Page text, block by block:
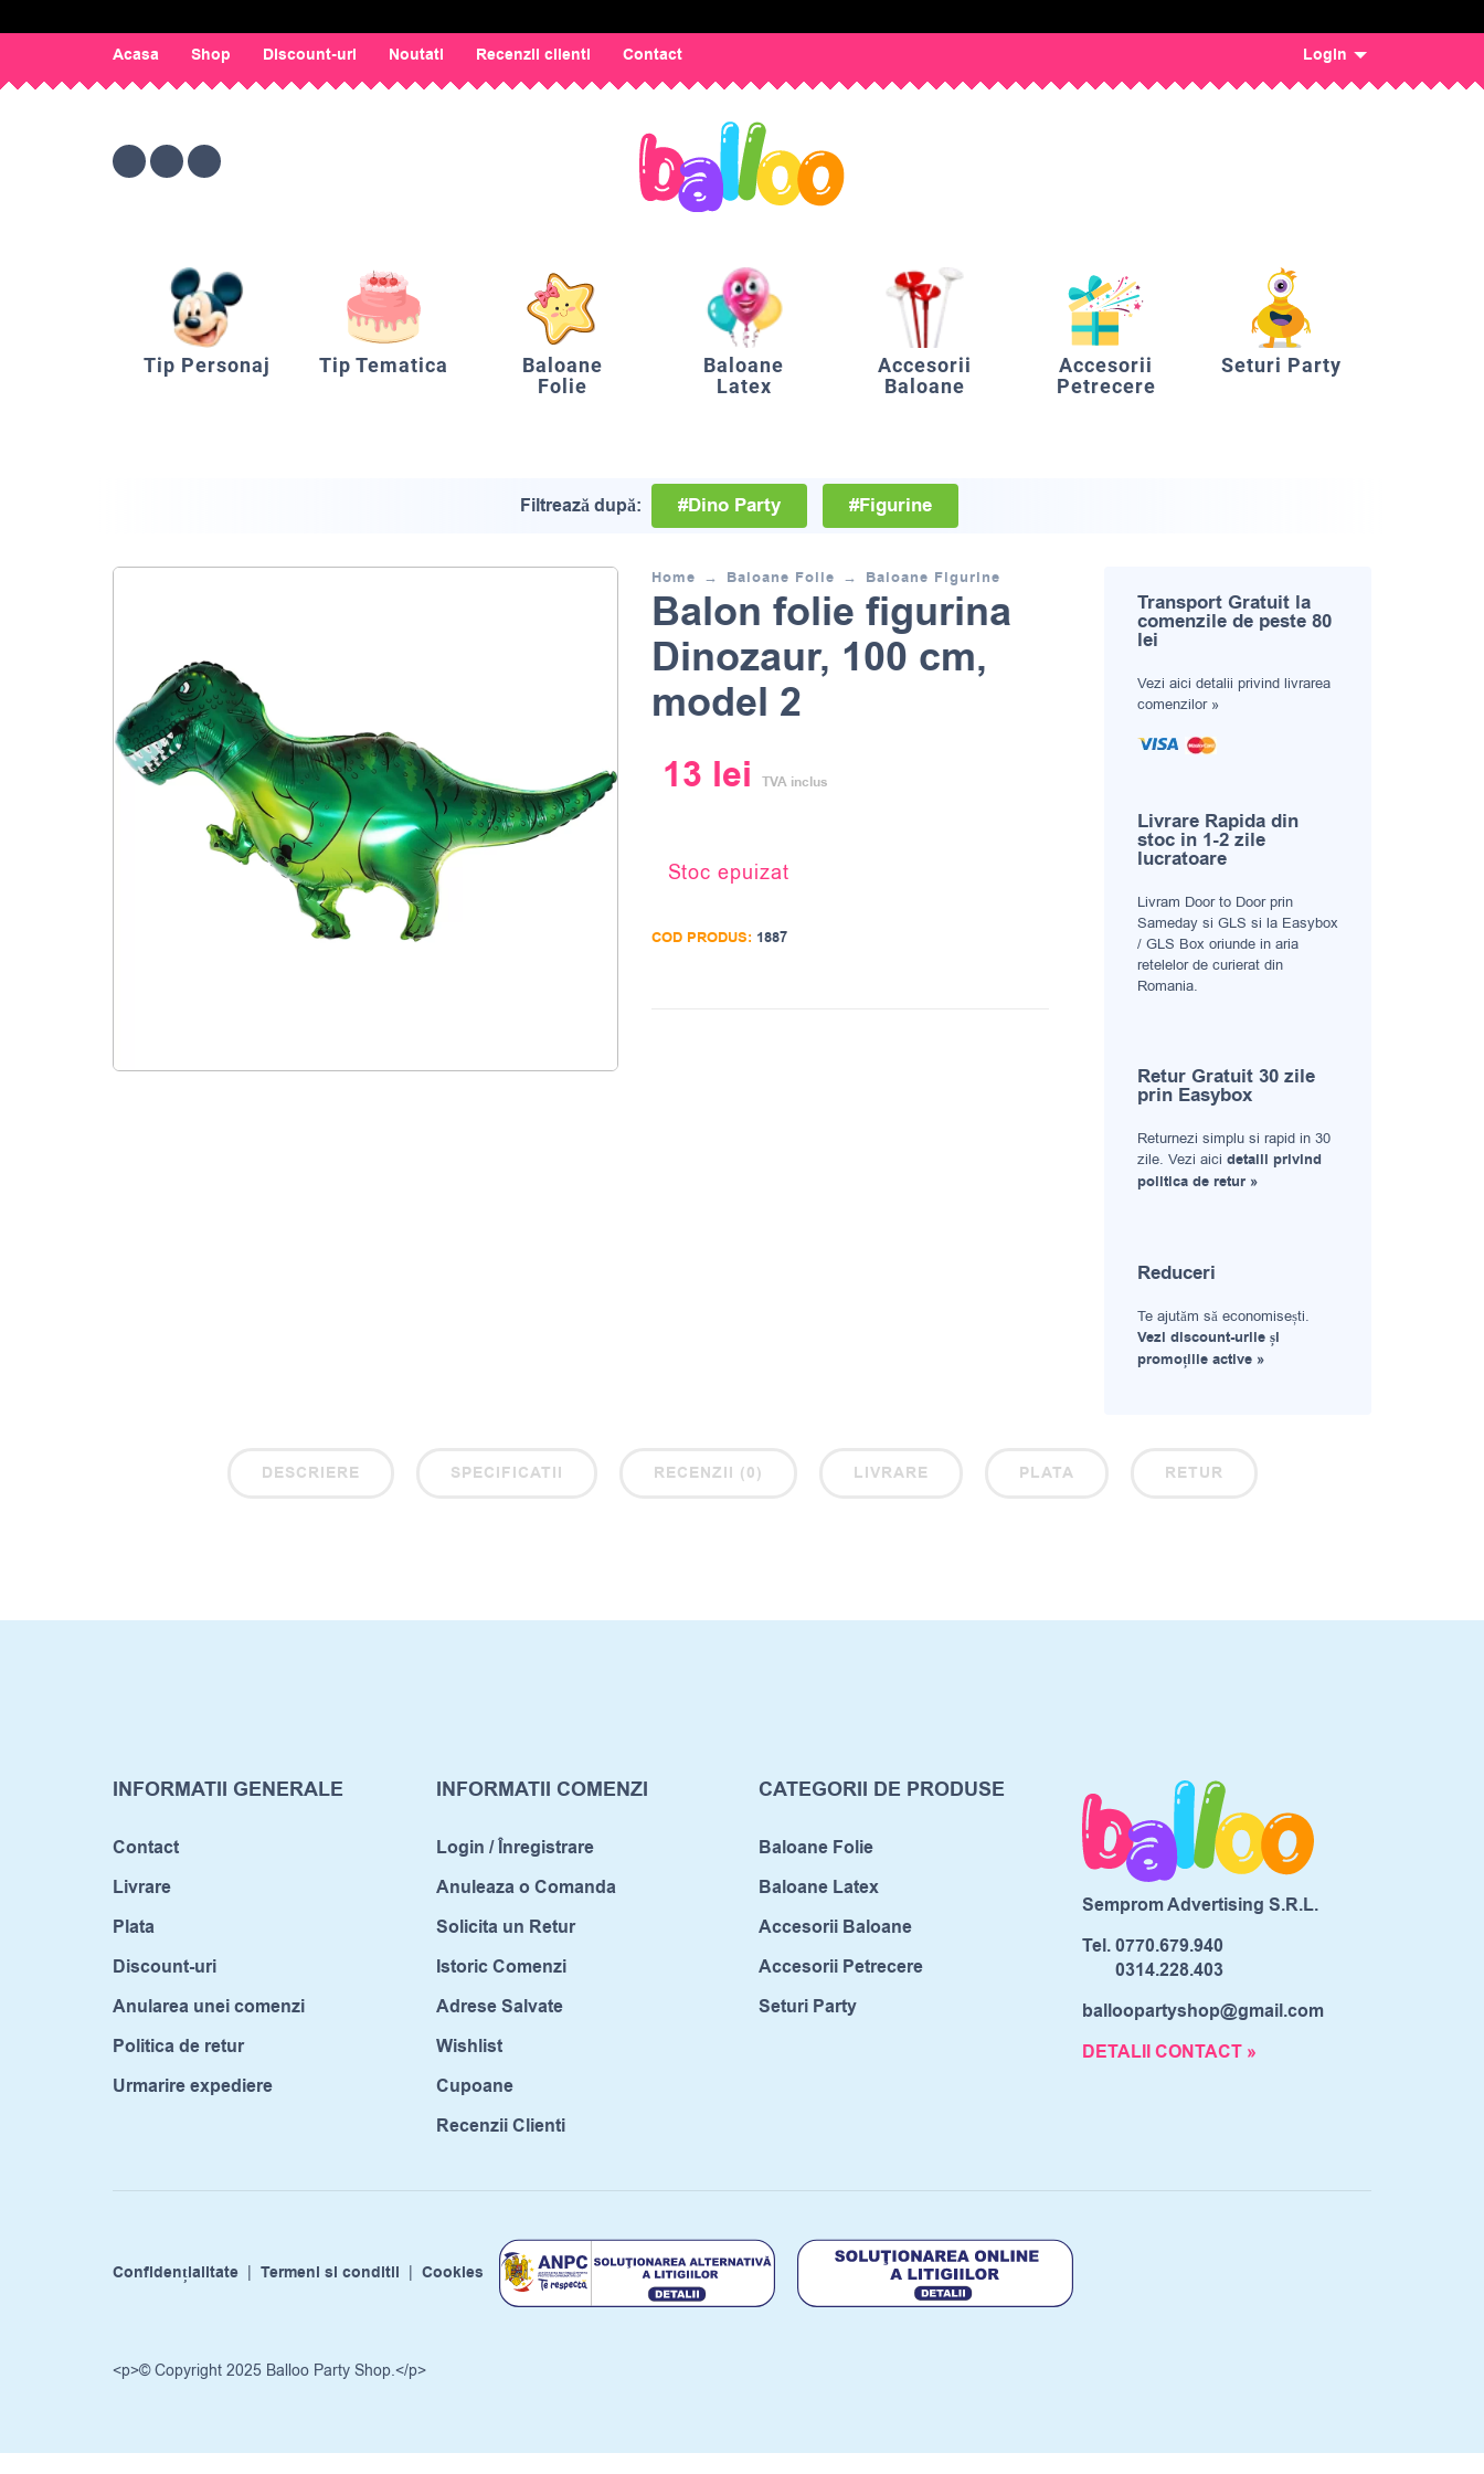
Acasa Shop Discount-uri Noutati Recenzii clienti Contact Login
Tip Personaj Tip Tematica
Baloane
Folie
Baloane
Latex
Accesorii
Baloane
Accesorii
Petrecere
Seturi Party
Filtrează după: #Dino Party #Figurine
Home Baloane Folie Baloane Figurine
Balon folie figurina
Dinozaur, 100 cm,
model 2
13 lei TVA inclus
Stoc epuizat
COD PRODUS: 1887
Transport Gratuit la
comenzile de peste 80
lei
Vezi aici detalii privind livrarea
comenzilor »
Livrare Rapida din
stoc in 1-2 zile
lucratoare
Livram Door to Door prin
Sameday si GLS si la Easybox
/ GLS Box oriunde in aria
retelelor de curierat din
Romania.
Retur Gratuit 30 zile
prin Easybox
Returnezi simplu si rapid in 30
zile. Vezi aici detalii privind
politica de retur »
Reduceri
Te ajutăm să economisești.
Vezi discount-urile și
promoțiile active »
DESCRIERE SPECIFICATII RECENZII (0) LIVRARE PLATA RETUR
INFORMATII GENERALE
Contact
Livrare
Plata
Discount-uri
Anularea unei comenzi
Politica de retur
Urmarire expediere
INFORMATII COMENZI
Login / Înregistrare
Anuleaza o Comanda
Solicita un Retur
Istoric Comenzi
Adrese Salvate
Wishlist
Cupoane
Recenzii Clienti
CATEGORII DE PRODUSE
Baloane Folie
Baloane Latex
Accesorii Baloane
Accesorii Petrecere
Seturi Party
Semprom Advertising S.R.L.
Tel.0770.679.940
0314.228.403
balloopartyshop@gmail.com
DETALII CONTACT »
Confidențialitate | Termeni si conditii | Cookies
<p>© Copyright 2025 Balloo Party Shop.</p>